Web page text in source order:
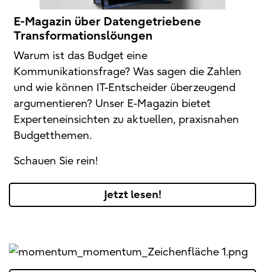
E-Magazin über Datengetriebene
Transformationslöungen
Warum ist das Budget eine
Kommunikationsfrage? Was sagen die Zahlen
und wie können IT-Entscheider überzeugend
argumentieren? Unser E-Magazin bietet
Experteneinsichten zu aktuellen, praxisnahen
Budgetthemen.
Schauen Sie rein!
Jetzt lesen!